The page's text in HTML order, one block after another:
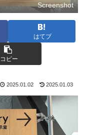
Screenshot
はてブ
コピー
2025.01.02 2025.01.03